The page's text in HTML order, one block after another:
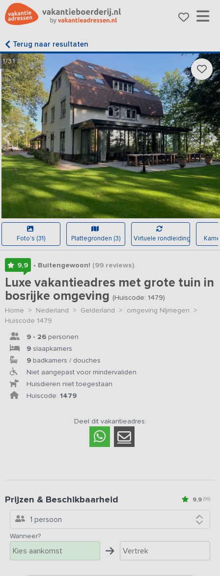
Terug naar resultaten
1/31
Foto's (31) Plattegronden (3) Virtuele rondleiding
9,9 • Buitengewoon! (99reviews)
Luxe vakantieadres met grote tuin in
bosrijke omgeving (Huiscode: 1479)
Home > Nederland > Gelderland > omgeving NIjmegen >
Huiscode 1479
9 - 26 personen
9 slaapkamers
9 badkamers / douches
Niet aangepast voor mindervaliden
Huisdieren niet toegestaan
Huiscode: 1479
Deel dit vakantieadres:
9,9 (99)
Prijzen & Beschikbaarheid
1 persoon
Wanneer?